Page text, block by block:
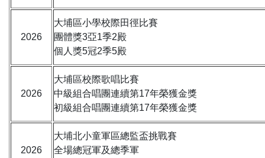
2026
大埔區小學校際田徑比賽
團體獎3亞1季2殿
個人獎5冠2季5殿
2026
大埔區校際歌唱比賽
中級組合唱團連續第17年榮獲金獎
初級組合唱團連續第17年榮獲金獎
2026
大埔北小童軍區總監盃挑戰賽
全場總冠軍及總季軍